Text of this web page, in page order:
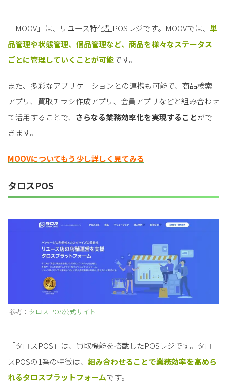
「MOOV」は、リユース特化型POSレジです。MOOVでは、 単
品管理や状態管理、個品管理など、商品を様々なステータス
ごとに管理していくことが可能です。
また、多彩なアプリケーションとの連携も可能で、商品検索
アプリ、買取チラシ作成アプリ、会員アプリなどと組み合わせ
て活用することで、 さらなる業務効率化を実現することがで
きます。
MOOVについてもう少し詳しく見てみる
タロスPOS
参考： タロス POS公式サイト
「タロスPOS」は、買取機能を搭載したPOSレジです。タロ
スPOSの1番の特徴は、 組み合わせることで業務効率を高めら
れるタロスプラットフォームです。